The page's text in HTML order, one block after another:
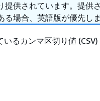
提供されています。提供
場合、英語版が優先しま
るカンマ区切り値